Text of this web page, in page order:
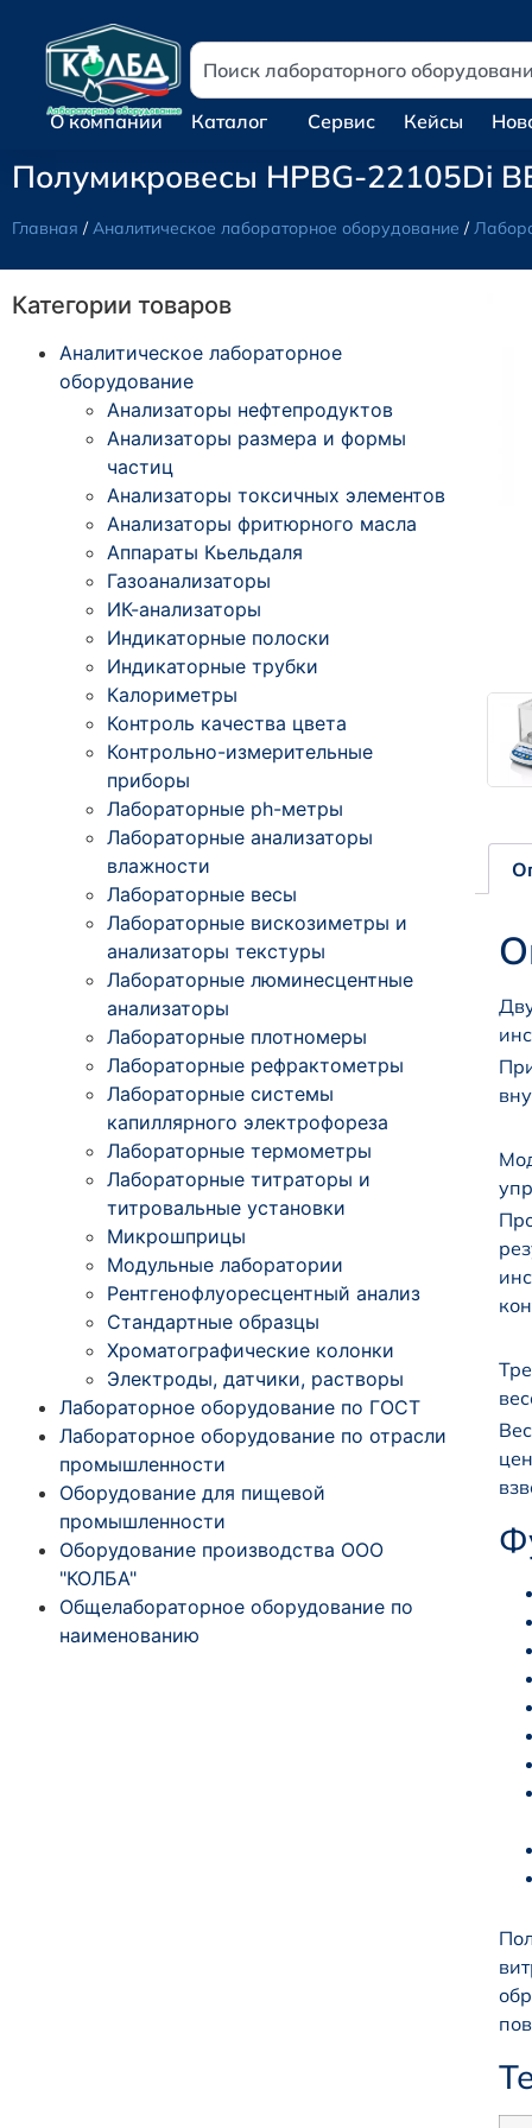
О компании Каталог Сервис Кейсы
Полумикровесы HPBG-22105Di
Главная /Аналитическое лабораторное оборудование /
Категории товаров
Аналитическое лабораторное
оборудование
Анализаторы нефтепродуктов
Анализаторы размера и формы
частиц
Анализаторы токсичных элементов
Анализаторы фритюрного масла
Аппараты Кьельдаля
Газоанализаторы
ИК-анализаторы
Индикаторные полоски
Индикаторные трубки
Калориметры
Контроль качества цвета
Контрольно-измерительные
приборы
Лабораторные ph-метры
Лабораторные анализаторы
влажности
Лабораторные весы
Лабораторные вискозиметры и
анализаторы текстуры
Лабораторные люминесцентные
анализаторы
Лабораторные плотномеры
Лабораторные рефрактометры
Лабораторные системы
капиллярного электрофореза
Лабораторные термометры
Лабораторные титраторы и
титровальные установки
Микрошприцы
Модульные лаборатории
Рентгенофлуоресцентный анализ
Стандартные образцы
Хроматографические колонки
Электроды, датчики, растворы
Лабораторное оборудование по ГОСТ
Лабораторное оборудование по отрасли
промышленности
Оборудование для пищевой
промышленности
Оборудование производства ООО
"КОЛБА"
Общелабораторное оборудование по
наименованию